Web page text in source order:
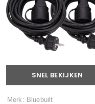
SNEL BEKIJKEN
Merk: Bluebuilt